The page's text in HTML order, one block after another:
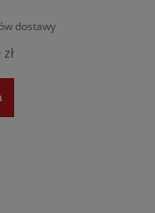
dostawy